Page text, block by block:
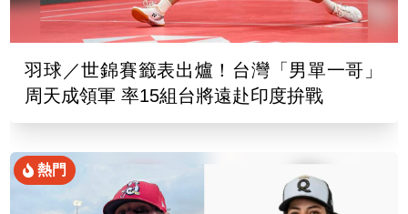
羽球／世錦賽籤表出爐！台灣「男單一哥」
周天成領軍 率15組台將遠赴印度拚戰
熱門